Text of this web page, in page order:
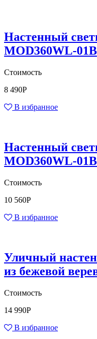
Настенный
MOD360WL-01B
Стоимость
8 490Р
В избранное
Настенный
MOD360WL-
Стоимость
10 560Р
В избранное
Уличный
из бежевой
Стоимость
14 990Р
В избранное